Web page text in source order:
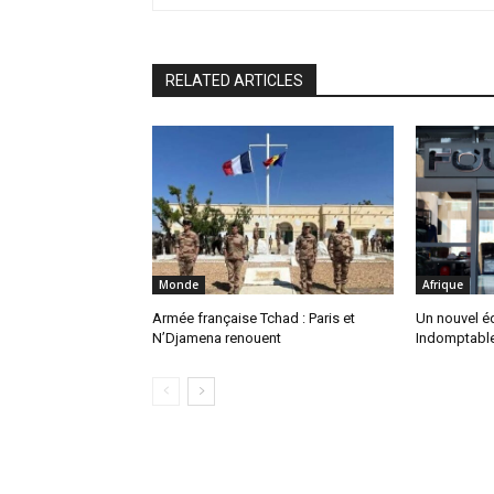
RELATED ARTICLES
Monde
Armée française Tchad : Paris et
N’Djamena renouent
Afrique
Un nouvel